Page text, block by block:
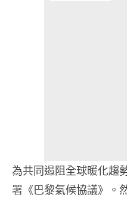
為共同遏阻全球暖化趨
署《巴黎氣候協議》。